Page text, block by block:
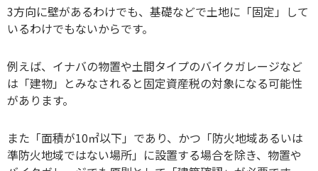
3方向に壁があるわけでも、基礎などで土地に「固定」して
いるわけでもないからです。
例えば、イナバの物置や土間タイプのバイクガレージなど
は「建物」とみなされると固定資産税の対象になる可能性
があります。
また「面積が10㎡以下」であり、かつ「防火地域あるいは
準防火地域ではない場所」に設置する場合を除き、物置や